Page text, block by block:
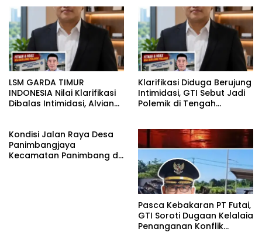
tidak harus resmi Dengan
suasana Santai lebih
Dekat Dan Harmonis.
LSM GARDA TIMUR
INDONESIA Nilai Klarifikasi
Dibalas Intimidasi, Alvian
KUHAP pasal 108 ayat 1
Klarifikasi Diduga Berujung
Intimidasi, GTI Sebut Jadi
Polemik di Tengah
Kondisi Jalan Raya Desa
Panimbangjaya
Kecamatan Panimbang di
Pasca Kebakaran PT Futai,
GTI Soroti Dugaan Kelalaia
Penanganan Konflik